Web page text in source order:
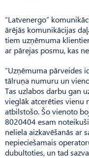
“Latvenergo”
ārējās komunikācijas
tiem uzņēmuma
ar pārejas posmu, kas
“Uzņēmuma pārveides
tālruņa numuru un
Tas uzlabos darbu gan
vieglāk atcerēties vienu
atbilstošo. Šo vienoto
8020404 esam
neliela aizkavēšanās ar
nepieciešamais
dubultoties, un tad